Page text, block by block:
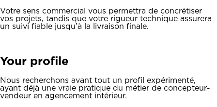
Votre sens commercial vous permettra de concrétiser
vos projets, tandis que votre rigueur technique assurera
un suivi fiable jusqu’à la livraison finale.
Your profile
Nous recherchons avant tout un profil expérimenté,
ayant déjà une vraie pratique du métier de concepteur-
vendeur en agencement intérieur.